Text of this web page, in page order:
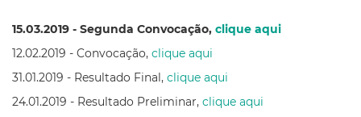
15.03.2019 - Segunda Convocação, clique aqui
12.02.2019 - Convocação, clique aqui
31.01.2019 - Resultado Final, clique aqui
24.01.2019 - Resultado Preliminar, clique aqui